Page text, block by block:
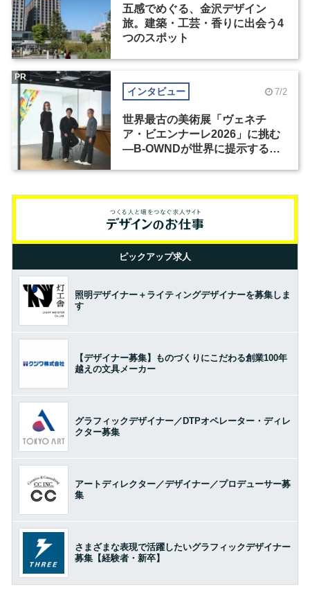
五感でめぐる、金沢デザイン
旅。建築・工芸・香りに出会う4
つのスポット
インタビュー 7/2
世界最古の美術展「ヴェネチ
ア・ビエンナーレ2026」に挑む
―B-OWNDが世界に提示する美
PR
ピックアップ求人
照明デザイナー＋ライティングデザイナーを募集しま
す
【デザイナー募集】ものづくりにこだわる創業100年
越えの文具メーカー
グラフィックデザイナー／DTPオペレーター・ディレ
クター募集
アートディレクター／デザイナー／プロデューサー募
集
さまざまな表現で活躍したいグラフィックデザイナー
募集【経験者・新卒】